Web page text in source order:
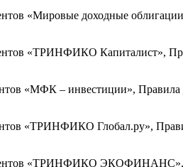
«Мировые доходные
«ТРИНФИКО Капиталист»,
«МФК – инвестиции», Правила
«ТРИНФИКО Глобал.ру»,
«ТРИНФИКО ЭКОФИНАНС»,